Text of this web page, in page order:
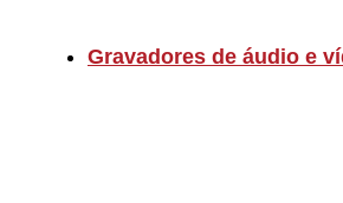
Gravadores de áudio e